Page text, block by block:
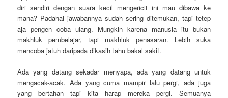
diri sendiri dengan suara kecil mengericit ini mau dibawa ke
mana? Padahal jawabannya sudah sering ditemukan, tapi tetep
aja pengen coba ulang. Mungkin karena manusia itu bukan
makhluk pembelajar, tapi makhluk penasaran. Lebih suka
mencoba jatuh daripada dikasih tahu bakal sakit.
Ada yang datang sekadar menyapa, ada yang datang untuk
mengacak-acak. Ada yang cuma mampir lalu pergi, ada juga
yang bertahan tapi kita harap mereka pergi. Semuanya